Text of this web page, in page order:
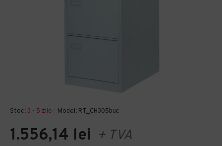
Stoc: 3 - 5 zile Model: RT_CH305buc
1.556,14 lei + TVA